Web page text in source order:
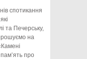
спотикання
та Печерську,
на
про